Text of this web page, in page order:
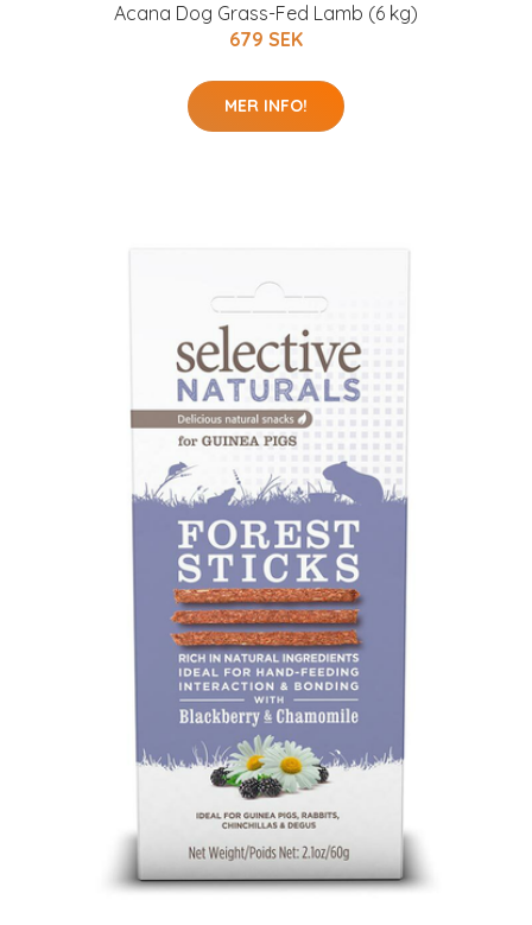
Acana Dog Grass-Fed Lamb (6 kg)
679 SEK
MER INFO!